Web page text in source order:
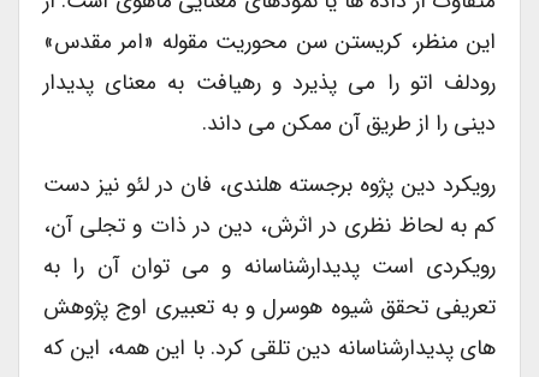
این منظر، کریستن سن محوریت مقوله «امر مقدس»
رودلف اتو را می پذیرد و رهیافت به معنای پدیدار
دینی را از طریق آن ممکن می داند.
رویکرد دین پژوه برجسته هلندی، فان در لئو نیز دست
کم به لحاظ نظری در اثرش، دین در ذات و تجلی آن،
رویکردی است پدیدارشناسانه و می توان آن را به
تعریفی تحقق شیوه هوسرل و به تعبیری اوج پژوهش
های پدیدارشناسانه دین تلقی کرد. با این همه، این که